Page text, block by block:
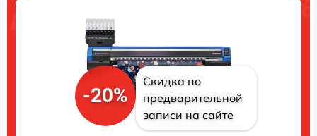
-20%
Скидка по
предварительной
записи на сайте